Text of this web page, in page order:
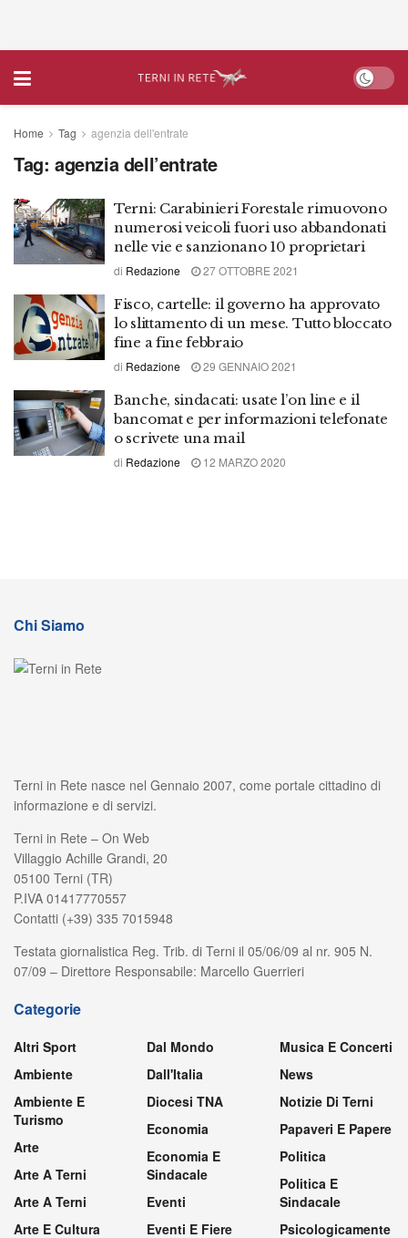
Home Tag agenzia dell'entrate
Tag: agenzia dell’entrate
Terni: Carabinieri Forestale rimuovono
numerosi veicoli fuori uso abbandonati
nelle vie e sanzionano 10 proprietari
di Redazione 27 OTTOBRE 2021
Fisco, cartelle: il governo ha approvato
lo slittamento di un mese. Tutto bloccato
fine a fine febbraio
di Redazione 29 GENNAIO 2021
Banche, sindacati: usate l’on line e il
bancomat e per informazioni telefonate
o scrivete una mail
di Redazione 12 MARZO 2020
Chi Siamo
Terni in Rete nasce nel Gennaio 2007, come portale cittadino di
informazione e di servizi.
Terni in Rete – On Web
Villaggio Achille Grandi, 20
05100 Terni (TR)
P.IVA 01417770557
Contatti (+39) 335 7015948
Testata giornalistica Reg. Trib. di Terni il 05/06/09 al nr. 905 N.
07/09 – Direttore Responsabile: Marcello Guerrieri
Categorie
Altri Sport
Ambiente
Ambiente E
Turismo
Arte
Arte A Terni
Arte A Terni
Arte E Cultura
Dal Mondo
Dall'Italia
Diocesi TNA
Economia
Economia E
Sindacale
Eventi
Eventi E Fiere
Musica E Concerti
News
Notizie Di Terni
Papaveri E Papere
Politica
Politica E
Sindacale
Psicologicamente